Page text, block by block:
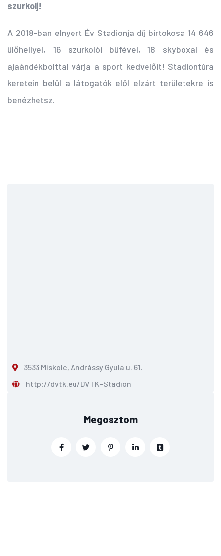
szurkolj!
A 2018-ban elnyert Év Stadionja díj birtokosa 14 646
ülőhellyel, 16 szurkolói büfével, 18 skyboxal és
ajaándékbolttal várja a sport kedvelőit! Stadiontúra
keretein belül a látogatók elől elzárt területekre is
benézhetsz.
3533 Miskolc, Andrássy Gyula u. 61.
http://dvtk.eu/DVTK-Stadion
Megosztom